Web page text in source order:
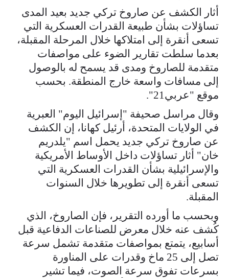
أثار الكشف عن صاروخ تركي جديد بعيد المدى
تساؤلات بشأن طبيعة القدرات العسكرية التي
تسعى أنقرة إلى امتلاكها خلال المرحلة المقبلة،
بعدما سلطت تقارير الضوء على مواصفات
متقدمة للصاروخ ومدى قد يسمح له بالوصول
إلى مسافات واسعة خارج المنطقة. بحسب
موقع "عربي21".
وقال مراسل صحيفة "إسرائيل اليوم" العبرية
في الولايات المتحدة، أرئيل كهانا، إن الكشف
عن صاروخ تركي جديد يحمل اسم "يلدريم
خان" أثار تساؤلات داخل الأوساط الأمريكية
والإسرائيلية بشأن القدرات العسكرية التي
تسعى أنقرة إلى تطويرها خلال السنوات
المقبلة.
وبحسب ما أورده التقرير، فإن الصاروخ، الذي
كُشف عنه خلال معرض للصناعات الدفاعية قبل
أسابيع، يتمتع بمواصفات متقدمة تشمل سرعة
تصل إلى 25 ماخ وقدرات على المناورة
بسرعات تفوق سرعة الصوت، فيما تشير